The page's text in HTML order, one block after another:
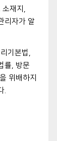
재지,
리자가 알
기본법,
률, 방문
위배하지
.